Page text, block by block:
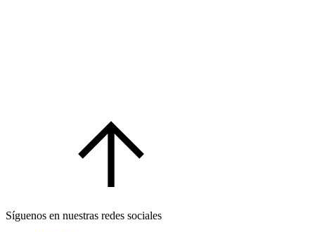
Síguenos en nuestras redes sociales